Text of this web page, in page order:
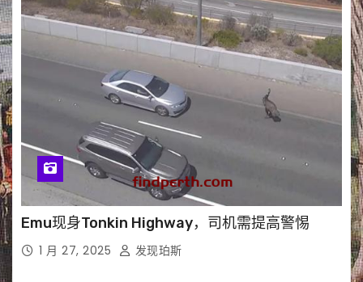
Emu现身Tonkin Highway，司机需提高警惕
1 月 27, 2025 发现珀斯